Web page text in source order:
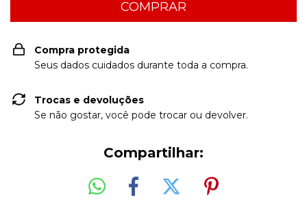
Compra protegida
Seus dados cuidados durante toda a compra.
Trocas e devoluções
Se não gostar, você pode trocar ou devolver.
Compartilhar: